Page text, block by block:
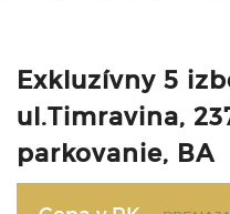
Exkluzívny 5
ul.Timravina,
parkovanie, BA